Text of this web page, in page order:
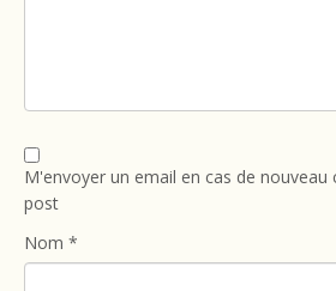
M'envoyer un email en cas de
post
Nom *